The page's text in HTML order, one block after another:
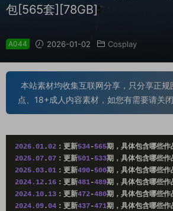
包[565套][78GB]
A044 2026-01-02 Cosplay
本站素材均收集互联网分享，只分享正规
点、18+成人内容素材，如您有需要请关
2026.01.02 ：更新534-565期，具体包含哪些作
2025.07.07 ：更新501-533期，具体包含哪些作
2025.03.01 ：更新490-500期，具体包含哪些作
2024.12.16 ：更新481-489期，具体包含哪些作
2024.10.13 ：更新472-480期，具体包含哪些作
2024.09.04 ：更新437-471期，具体包含哪些作